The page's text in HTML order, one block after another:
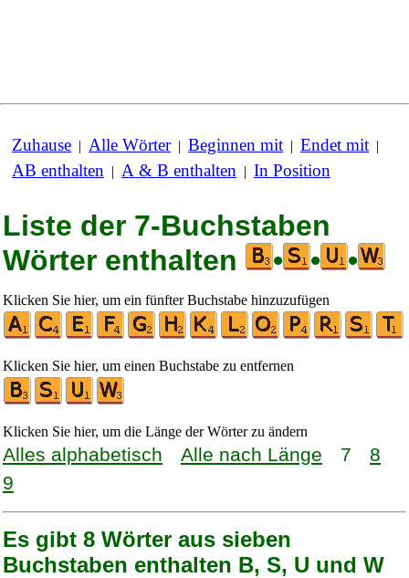
Zuhause | Alle Wörter| Beginnen mit | Endet mit |
AB enthalten | A & B enthalten | In Position
Liste der 7-Buchstaben
Wörter enthalten
• • •
Klicken Sie hier, um ein fünfter Buchstabe hinzuzufügen
Klicken Sie hier, um einen Buchstabe zu entfernen
Klicken Sie hier, um die Länge der Wörter zu ändern
Alles alphabetisch Alle nach Länge 7
8
9
Es gibt 8 Wörter aus sieben
Buchstaben enthalten B, S, U und W